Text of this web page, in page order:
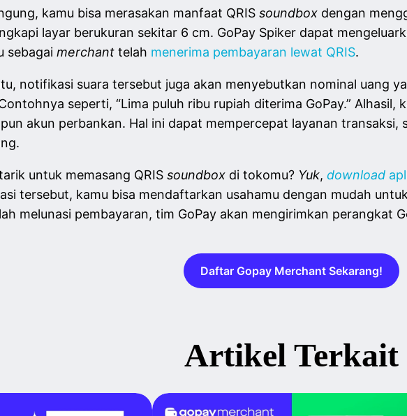
kamu bisa merasakan manfaat QRIS soundbox dengan
layar berukuran sekitar 6 cm. GoPay Spiker dapat
sebagai merchant telah menerima pembayaran lewat QRIS.
notifikasi suara tersebut juga akan menyebutkan nominal uang
seperti, “Lima puluh ribu rupiah diterima GoPay.” Alhasil,
akun perbankan. Hal ini dapat mempercepat layanan
untuk memasang QRIS soundbox di tokomu? Yuk, download
tersebut, kamu bisa mendaftarkan usahamu dengan mudah
melunasi pembayaran, tim GoPay akan mengirimkan perangkat
Daftar Gopay Merchant Sekarang!
Artikel Terkait